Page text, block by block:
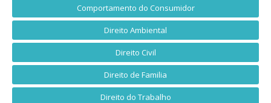
Comportamento do Consumidor
Direito Ambiental
Direito Civil
Direito de Familia
Direito do Trabalho